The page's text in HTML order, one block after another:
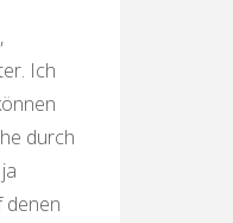
Ich
durch
denen